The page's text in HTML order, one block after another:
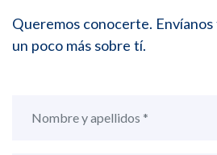
Queremos conocerte.
un poco más sobre tí.